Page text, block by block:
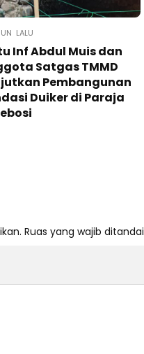
LALU
Inf Abdul Muis dan
Satgas TMMD
Pembangunan
Duiker di Paraja
Ruas yang wajib ditandai